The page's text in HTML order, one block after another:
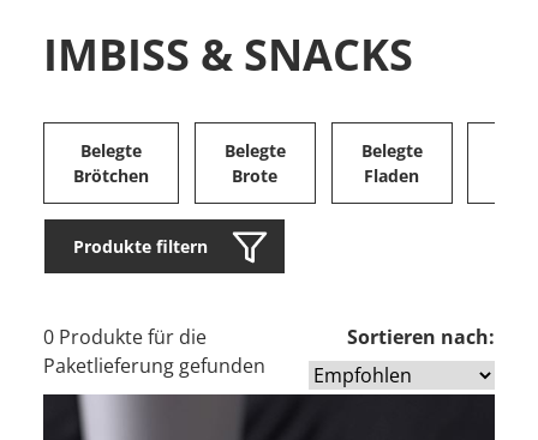
IMBISS & SNACKS
Belegte
Brötchen
Belegte
Brote
Belegte
Fladen
Produkte filtern
0 Produkte für die
Paketlieferung gefunden
Sortieren nach: